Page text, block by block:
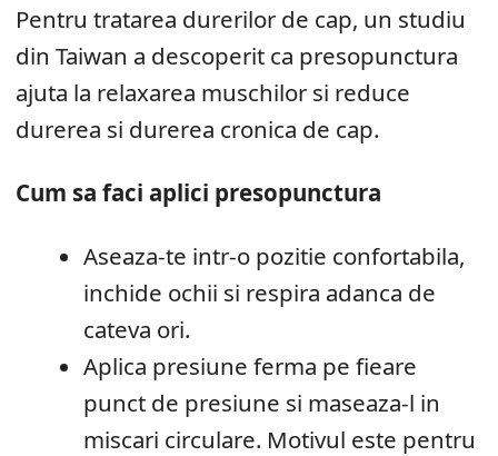
Pentru tratarea durerilor de cap, un studiu
din Taiwan a descoperit ca presopunctura
ajuta la relaxarea muschilor si reduce
durerea si durerea cronica de cap.
Cum sa faci aplici presopunctura
Aseaza-te intr-o pozitie confortabila,
inchide ochii si respira adanca de
cateva ori.
Aplica presiune ferma pe fieare
punct de presiune si maseaza-l in
miscari circulare. Motivul este pentru